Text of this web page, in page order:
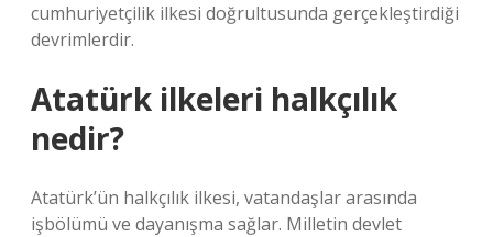
cumhuriyetçilik ilkesi doğrultusunda gerçekleştirdiği
devrimlerdir.
Atatürk ilkeleri halkçılık
nedir?
Atatürk’ün halkçılık ilkesi, vatandaşlar arasında
işbölümü ve dayanışma sağlar. Milletin devlet